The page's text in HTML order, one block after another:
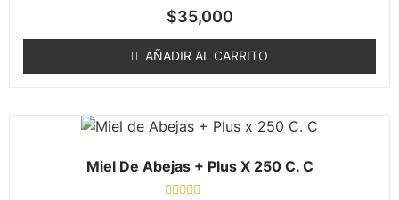
Valorado
en
5
$35,000
AÑADIR AL CARRITO
Miel De Abejas + Plus X 250 C. C